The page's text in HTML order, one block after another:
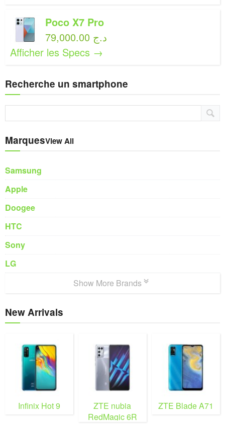
Poco X7 Pro
79,000.00 د.ج
Afficher les Specs →
Recherche un smartphone
MarquesView All
Samsung
Apple
Doogee
HTC
Sony
LG
Show More Brands
New Arrivals
Infinix Hot 9
ZTE nubia
RedMagic 6R
ZTE Blade A71